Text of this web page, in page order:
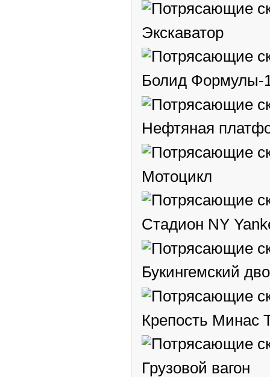
Экскаватор
Болид Формулы-
Нефтяная
Мотоцикл
Стадион NY
Букингемский
Крепость Минас
Грузовой вагон